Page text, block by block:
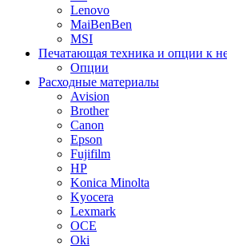
Lenovo
MaiBenBen
MSI
Печатающая техника и опции к
Опции
Расходные материалы
Avision
Brother
Canon
Epson
Fujifilm
HP
Konica Minolta
Kyocera
Lexmark
OCE
Oki